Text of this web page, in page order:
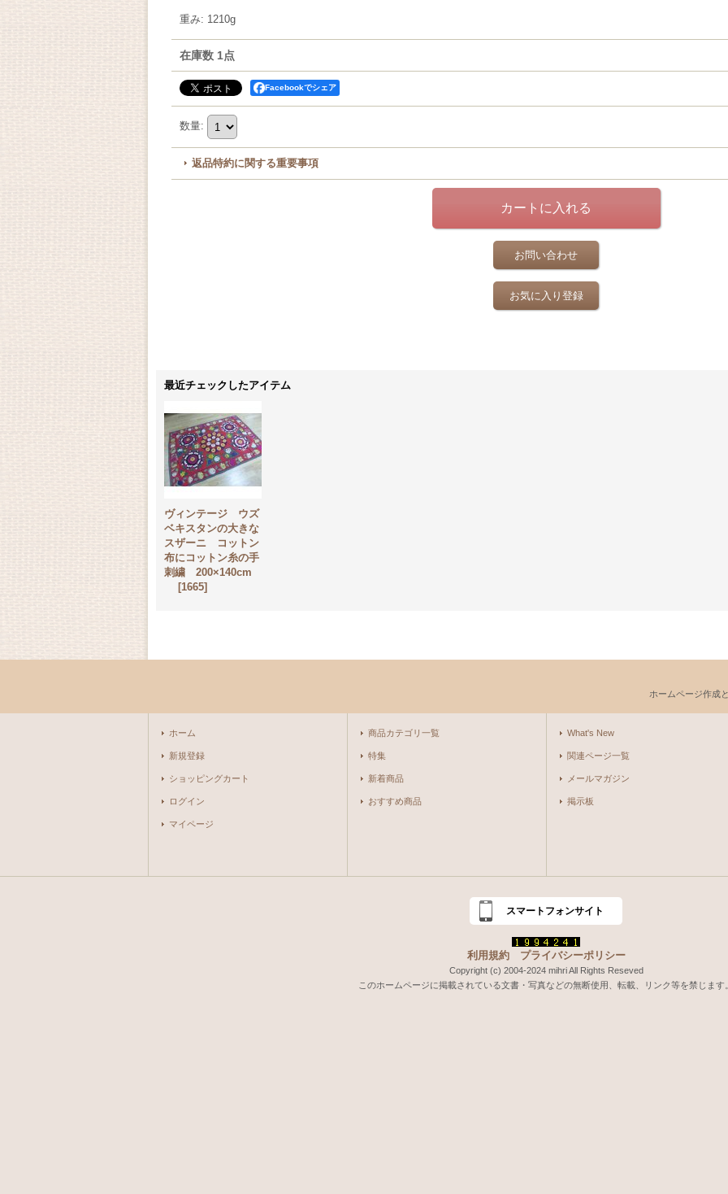
重み: 1210g
在庫数 1点
Facebookでシェア
数量:
返品特約に関する重要事項
お問い合わせ
お気に入り登録
最近チェックしたアイテム
ヴィンテージ ウズ
ベキスタンの大きな
スザーニ コットン
布にコットン糸の手
刺繍 200×140cm
[1665]
ホームページ作成
ホーム
新規登録
ショッピングカート
ログイン
マイページ
商品カテゴリ一覧
特集
新着商品
おすすめ商品
What's New
関連ページ一覧
メールマガジン
掲示板
スマートフォンサイト
利用規約 プライバシーポリシー
Copyright (c) 2004-2024 mihri All Rights Reseved
このホームページに掲載されている文書・写真などの無断使用、転載、リンク等を禁じます